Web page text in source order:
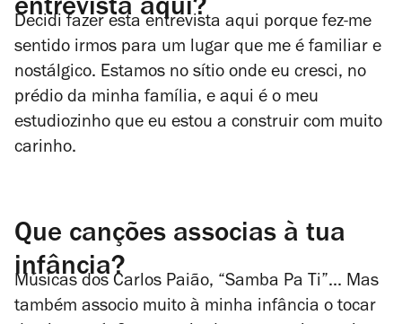
entrevista aqui?
Decidi fazer esta entrevista aqui porque fez-me
sentido irmos para um lugar que me é familiar e
nostálgico. Estamos no sítio onde eu cresci, no
prédio da minha família, e aqui é o meu
estudiozinho que eu estou a construir com muito
carinho.
Que canções associas à tua
infância?
Músicas dos Carlos Paião, “Samba Pa Ti”... Mas
também associo muito à minha infância o tocar